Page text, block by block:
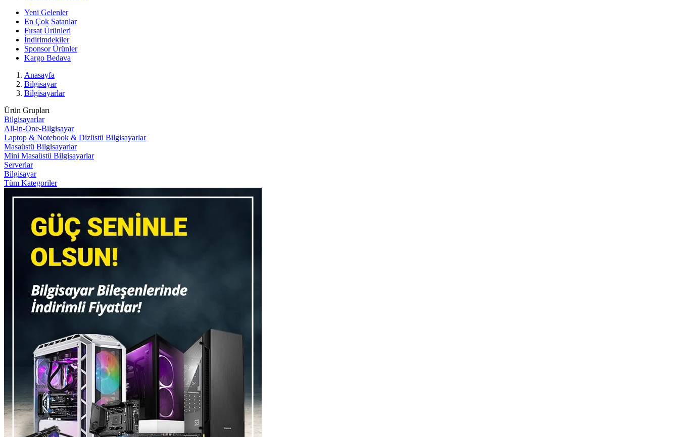
Yeni Gelenler
En Çok Satanlar
Fırsat Ürünleri
İndirimdekiler
Sponsor Ürünler
Kargo Bedava
Anasayfa
Bilgisayar
Bilgisayarlar
Ürün Grupları
Bilgisayarlar
All-in-One-Bilgisayar
Laptop & Notebook & Dizüstü Bilgisayarlar
Masaüstü Bilgisayarlar
Mini Masaüstü Bilgisayarlar
Serverlar
Bilgisayar
Tüm Kategoriler